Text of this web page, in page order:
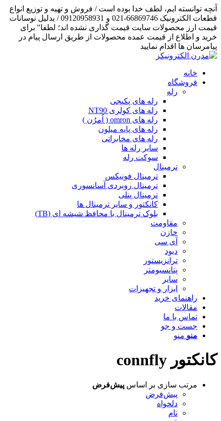
آنچه توانسته ایم، لطف خدا بوده است / فروش و تهیه و توزیع انواع
قطعات الکترونیک 66869746-021 و 09120958931 / بدلیل نوسانات
قیمت ارز محصولات سایت قیمت گذاری نشده اند؛ لطفا" برای
خرید و اطلاع از قیمت عمده محصولات از طریق ارسال پیام در
پیامرسان ها اقدام نمایید
خانه
فروشگاه
رله
رله های پکیجی
رله های کولری NT90
رله های omron ( اُمرُن )
رله های پایه میلون
رله های مخابراتی
سایر رله ها
سوکت رله
ترمینال
ترمینال فونیکس
ترمینال روبردی آسانسوری
ترمینال پنلی
کانکتور و سایر ترمینال ها
بلوک ترمینال با محافظ شیشه ای (TB)
مقاومت
خازن
آی سی
دیود
ترانزیستور
پتانسیومتر
سایر
ابزار و تجهیزات
راهنمای خرید
مقالات
تماس با ما
جست و جو
منو منو
کانکتور connfly
مرتب سازی بر اساس پیش‌فرض
پیش‌فرض
دلخواه
نام